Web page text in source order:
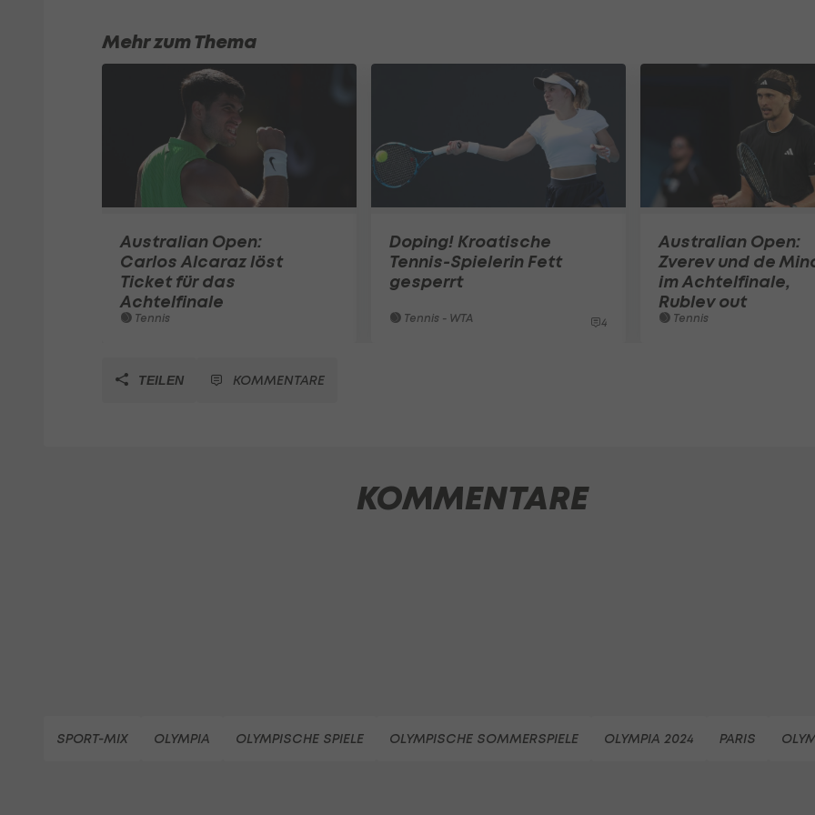
Mehr zum Thema
Australian Open:
Carlos Alcaraz löst
Ticket für das
Achtelfinale
Tennis
Doping! Kroatische
Tennis-Spielerin Fett
gesperrt
Tennis - WTA 4
Australian Open:
Zverev und de
im Achtelfinale,
Rublev out
Tennis
TEILEN KOMMENTARE
KOMMENTARE
SPORT-MIX OLYMPIA OLYMPISCHE SPIELE OLYMPISCHE SOMMERSPIELE OLYMPIA 2024 PARIS